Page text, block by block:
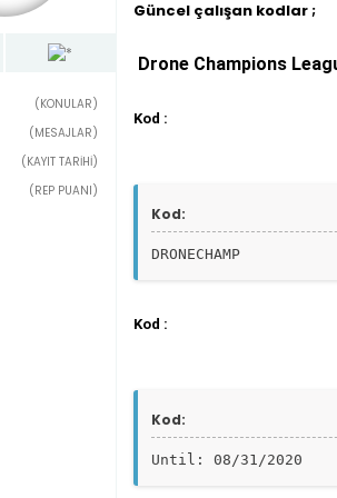
(KONULAR)
(MESAJLAR)
(KAYIT TARIHI)
(REP PUANI)
Güncel çalışan kodlar ;
Drone Champions
Kod :
Kod:
DRONECHAMP
Kod :
Kod:
Until: 08/31/2020